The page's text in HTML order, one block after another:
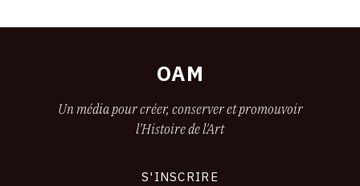
OAM
Un média pour créer, conserver et promouvoir
l'Histoire de l'Art
S'INSCRIRE